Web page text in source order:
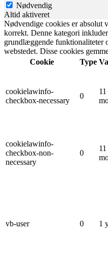
Nødvendig
Altid aktiveret
Nødvendige cookies er absolut
korrekt. Denne kategori
grundlæggende funktionaliteter
webstedet. Disse cookies
Cookie
Type
cookielawinfo-
checkbox-necessary
0
11
cookielawinfo-
checkbox-non-
necessary
0
11
vb-user 0 1